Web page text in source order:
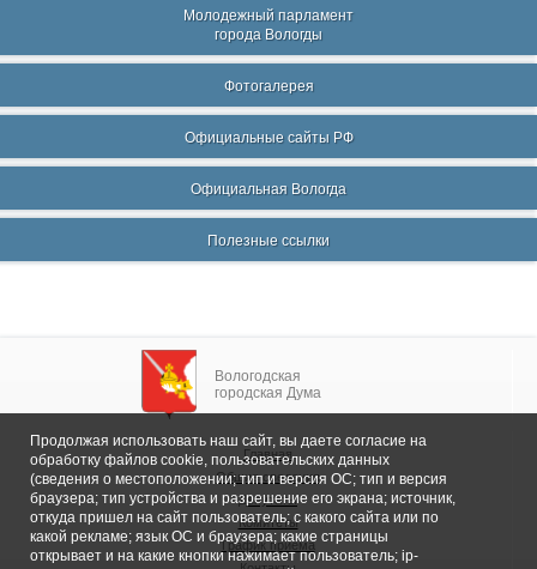
Молодежный парламент
города Вологды
Фотогалерея
Официальные сайты РФ
Официальная Вологда
Полезные ссылки
Вологодская
городская Дума
Главная
Общие сведения
Депутаты
Комитеты
График приема
Продолжая использовать наш сайт, вы даете согласие на
обработку файлов cookie, пользовательских данных
(сведения о местоположении; тип и версия ОС; тип и версия
браузера; тип устройства и разрешение его экрана; источник,
откуда пришел на сайт пользователь; с какого сайта или по
какой рекламе; язык ОС и браузера; какие страницы
открывает и на какие кнопки нажимает пользователь; ip-